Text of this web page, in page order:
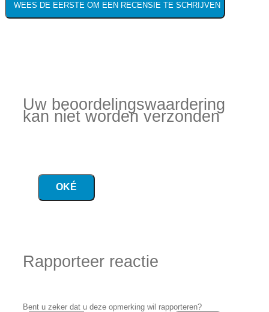
WEES DE EERSTE OM EEN RECENSIE TE SCHRIJVEN
Uw beoordelingswaardering
kan niet worden verzonden
OKÉ
Rapporteer reactie
Bent u zeker dat u deze opmerking wil rapporteren?